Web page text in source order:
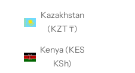
Kazakhstan
(KZT ₸)
Kenya (KES
KSh)